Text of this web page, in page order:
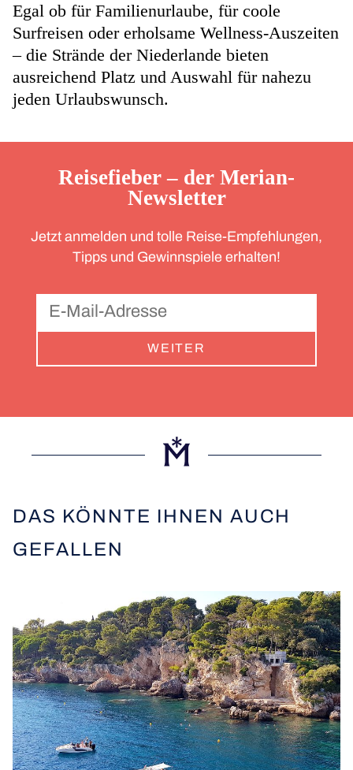
Egal ob für Familienurlaube, für coole
Surfreisen oder erholsame Wellness-Auszeiten
– die Strände der Niederlande bieten
ausreichend Platz und Auswahl für nahezu
jeden Urlaubswunsch.
Reisefieber – der Merian-
Newsletter
Jetzt anmelden und tolle Reise-Empfehlungen,
Tipps und Gewinnspiele erhalten!
WEITER
DAS KÖNNTE IHNEN AUCH
GEFALLEN